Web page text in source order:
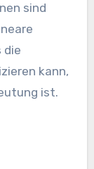
sind
die
kann,
ist.